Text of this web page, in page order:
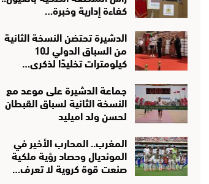
كفاءة إدارية وخبرة…
الدشيرة تحتضن النسخة الثانية
من السباق الدولي لـ10
كيلومترات تخليدًا لذكرى…
جماعة الدشيرة على موعد مع
النسخة الثانية لسباق القبطان
لحسن ولد اميليد
المغرب.. المحارب الأخير في
المونديال وحصاد رؤية ملكية
صنعت قوة كروية لا تعرف…